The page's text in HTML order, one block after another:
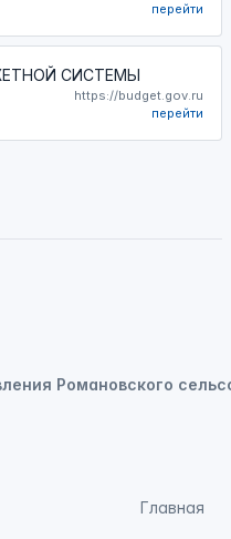
перейти
СИСТЕМЫ
https://budget.gov.ru
перейти
Главная